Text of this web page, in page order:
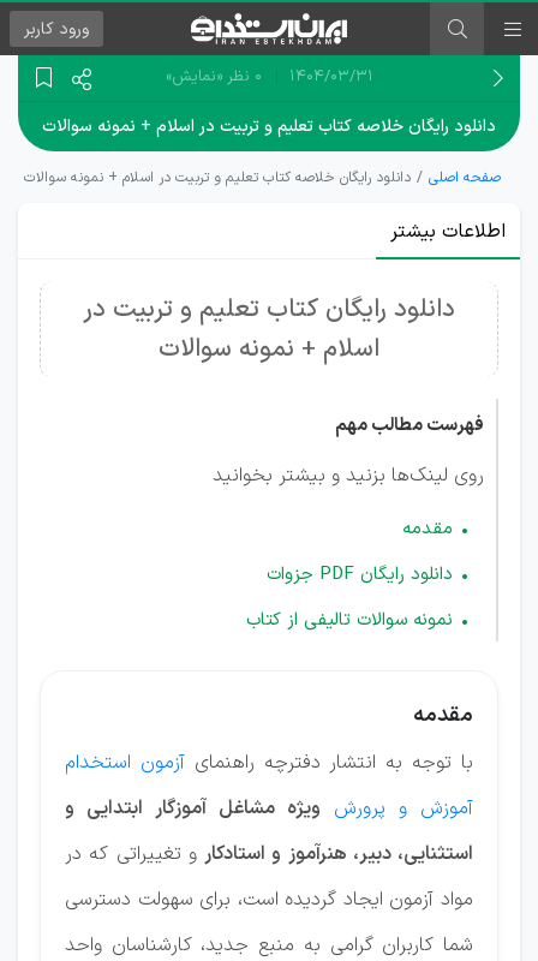
ورود کاربر
۱۴۰۴/۰۳/۳۱ 0 نظر «نمایش»
دانلود رایگان خلاصه کتاب تعلیم و تربیت در اسلام + نمونه سوالات
صفحه اصلی دانلود رایگان خلاصه کتاب تعلیم و تربیت در اسلام + نمونه سوالات
اطلاعات بیشتر
دانلود رایگان کتاب تعلیم و تربیت در
اسلام + نمونه سوالات
فهرست مطالب مهم
روی لینک‌ها بزنید و بیشتر بخوانید
مقدمه
دانلود رایگان PDF جزوات
نمونه سوالات تالیفی از کتاب
مقدمه
با توجه به انتشار دفترچه راهنمایآزمون استخدام
آموزش و پرورش ویژه مشاغل آموزگار ابتدایی و
استثنایی، دبیر، هنرآموز و استادکار و تغییراتی که در
مواد آزمون ایجاد گردیده است، برای سهولت دسترسی
شما کاربران گرامی به منبع جدید، کارشناسان واحد